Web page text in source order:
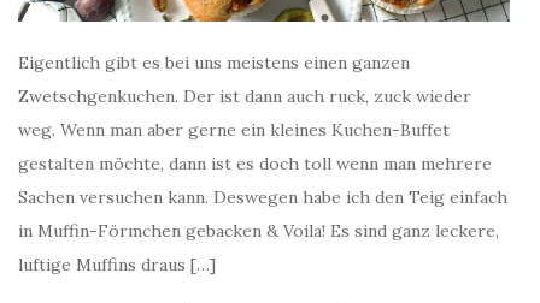
Eigentlich gibt es bei uns meistens einen ganzen
Zwetschgenkuchen. Der ist dann auch ruck, zuck wieder
weg. Wenn man aber gerne ein kleines Kuchen-Buffet
gestalten möchte, dann ist es doch toll wenn man mehrere
Sachen versuchen kann. Deswegen habe ich den Teig einfach
in Muffin-Förmchen gebacken & Voila! Es sind ganz leckere,
luftige Muffins draus […]